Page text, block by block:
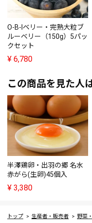
O-B-Iベリー・完熟大粒ブ
ルーベリー（150g）5パッ
クセット
¥ 6,780
この商品を見た人
半澤鶏卵・出羽の郷 名水
赤がら(生卵)45個入
¥ 3,380
トップ 生産者・販売者 野菜